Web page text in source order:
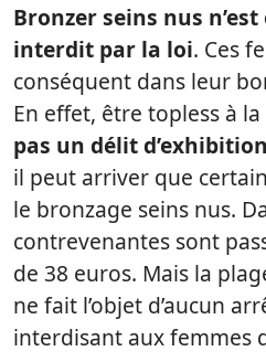
Bronzer seins nus
interdit par la loi. Ces
conséquent dans leur
En effet, être topless à
pas un délit
il peut arriver que
le bronzage seins nus.
contrevenantes sont
de 38 euros. Mais la
ne fait l’objet d’aucun
interdisant aux femmes